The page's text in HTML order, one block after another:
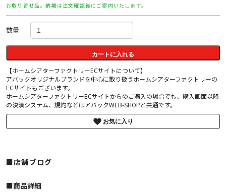
お取り寄せ品。納期は注文確認後にご案内いたします。
数量
カートに入れる
【ホームシアターファクトリーECサイトについて】
アバックオリジナルブランドを中心に取り扱うホームシアターファクトリーの
ECサイトもございます。
ホームシアターファクトリーECサイトからのご購入の場合でも、購入画面以降
の決済システム、規約などはアバックWEB-SHOPと共通です。
お気に入り
■店舗ブログ
■︎商品詳細